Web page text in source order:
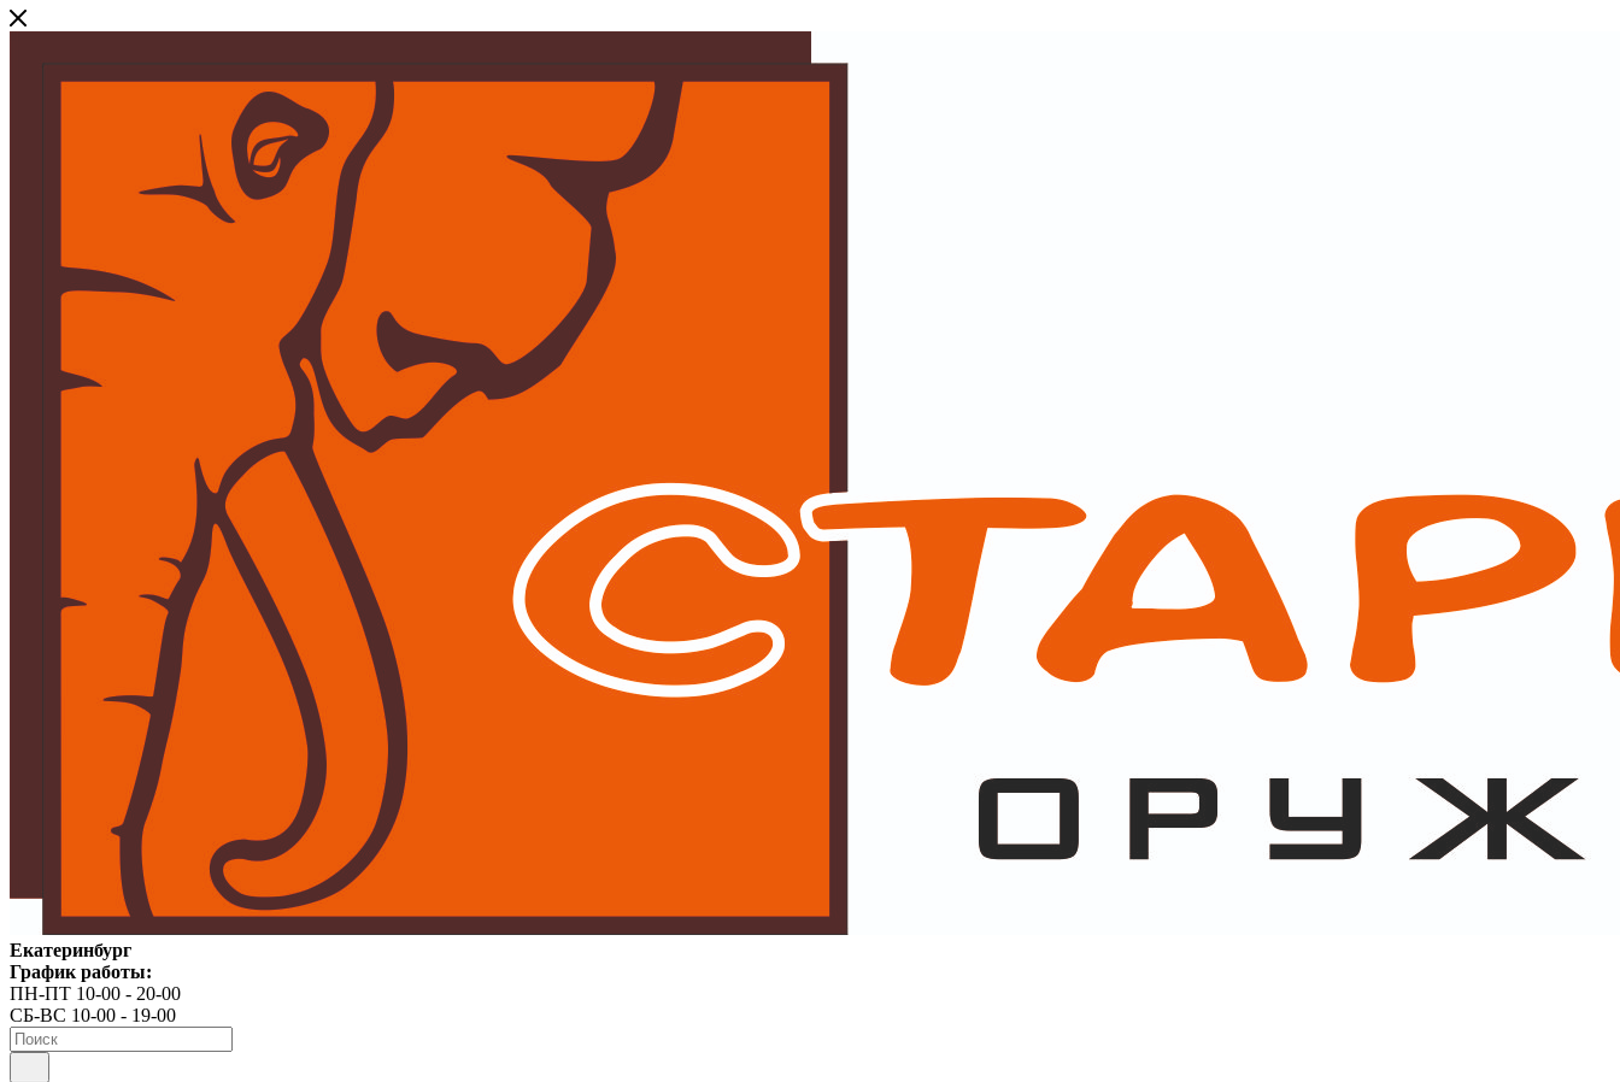
Екатеринбург
График работы:
ПН-ПТ 10-00 - 20-00
СБ-ВС 10-00 - 19-00